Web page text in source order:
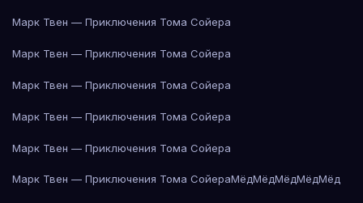
Марк Твен — Приключения Тома Сойера
Марк Твен — Приключения Тома Сойера
Марк Твен — Приключения Тома Сойера
Марк Твен — Приключения Тома Сойера
Марк Твен — Приключения Тома Сойера
Марк Твен — Приключения Тома СойераМёдМёдМёдМёдМёд